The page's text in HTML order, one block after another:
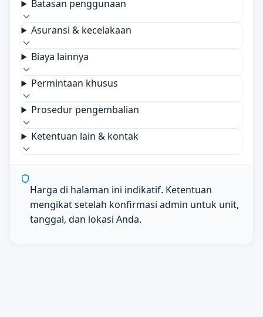
Batasan penggunaan
Asuransi & kecelakaan
Biaya lainnya
Permintaan khusus
Prosedur pengembalian
Ketentuan lain & kontak
Harga di halaman ini indikatif. Ketentuan
mengikat setelah konfirmasi admin untuk unit,
tanggal, dan lokasi Anda.